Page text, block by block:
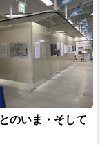
のいま・そして